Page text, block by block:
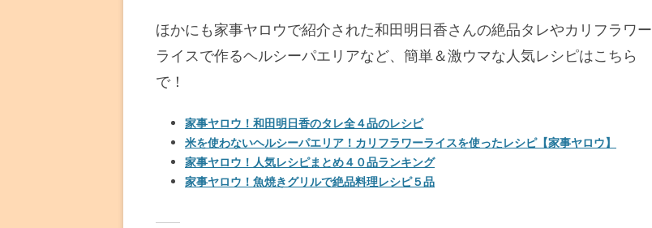
ほかにも家事ヤロウで紹介された和田明日香さんの絶品タレやカリフラワー
ライスで作るヘルシーパエリアなど、簡単＆激ウマな人気レシピはこちら
で！
家事ヤロウ！和田明日香のタレ全４品のレシピ
米を使わないヘルシーパエリア！カリフラワーライスを使ったレシピ【家事ヤロウ】
家事ヤロウ！人気レシピまとめ４０品ランキング
家事ヤロウ！魚焼きグリルで絶品料理レシピ５品